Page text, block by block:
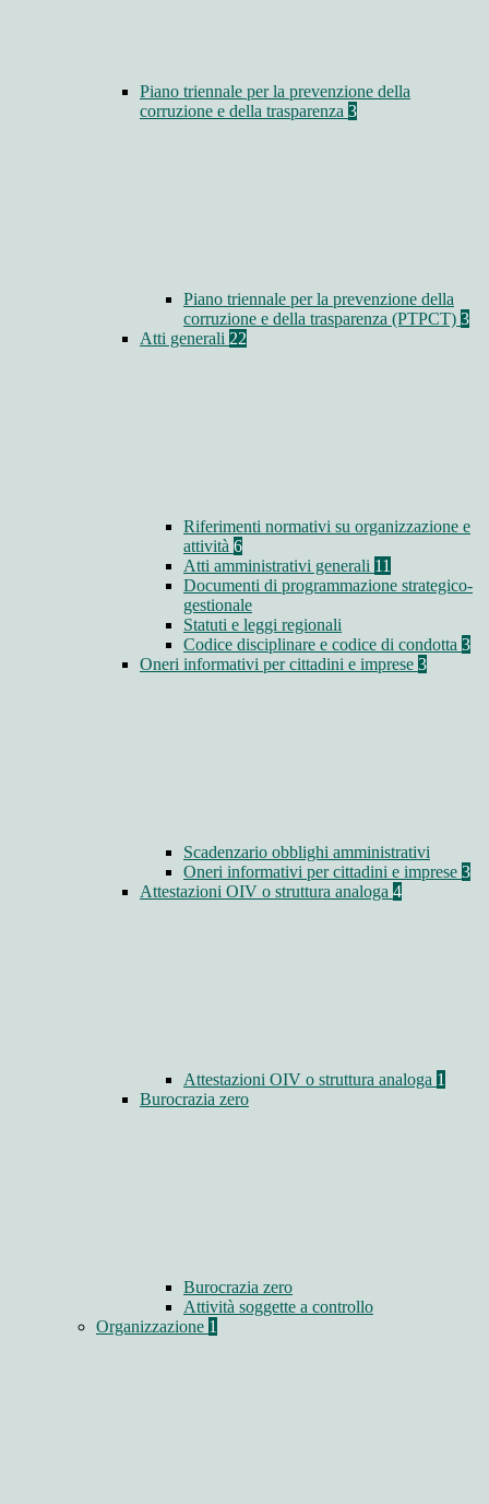
Piano triennale per la prevenzione della
corruzione e della trasparenza 3
Piano triennale per la prevenzione della
corruzione e della trasparenza (PTPCT) 3
Atti generali 22
Riferimenti normativi su organizzazione e
attività 6
Atti amministrativi generali 11
Documenti di programmazione strategico-
gestionale
Statuti e leggi regionali
Codice disciplinare e codice di condotta 3
Oneri informativi per cittadini e imprese 3
Scadenzario obblighi amministrativi
Oneri informativi per cittadini e imprese 3
Attestazioni OIV o struttura analoga 4
Attestazioni OIV o struttura analoga 1
Burocrazia zero
Burocrazia zero
Attività soggette a controllo
Organizzazione 1